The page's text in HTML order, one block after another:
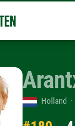
Holland ·